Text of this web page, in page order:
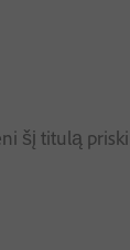
šį titulą